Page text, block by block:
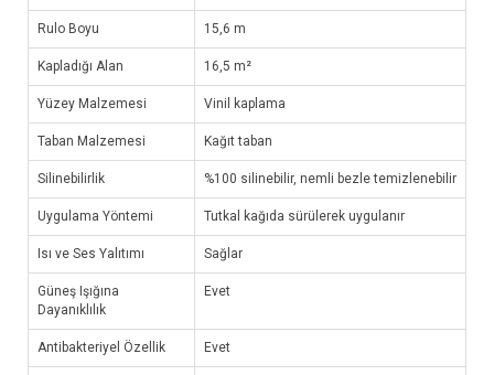
Rulo Boyu 15,6 m
Kapladığı Alan 16,5 m²
Yüzey Malzemesi Vinil kaplama
Taban Malzemesi Kağıt taban
Silinebilirlik %100 silinebilir, nemli bezle temizlenebilir
Uygulama Yöntemi Tutkal kağıda sürülerek uygulanır
Isı ve Ses Yalıtımı Sağlar
Güneş Işığına
Dayanıklılık
Evet
Antibakteriyel Özellik Evet